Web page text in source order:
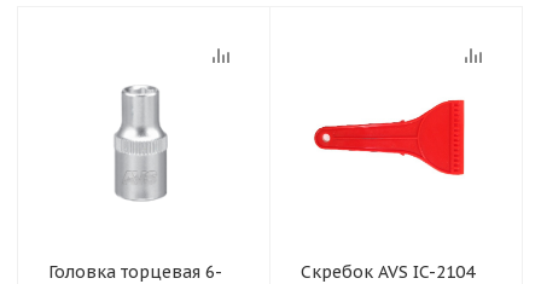
Головка торцевая 6-
Скребок AVS IC-2104